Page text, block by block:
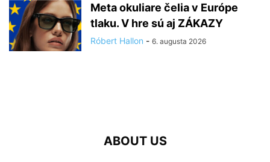
Meta okuliare čelia v Európe
tlaku. V hre sú aj ZÁKAZY
Róbert Hallon - 6. augusta 2026
ABOUT US